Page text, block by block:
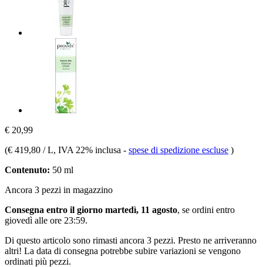
€ 20,99
(€ 419,80 / L, IVA 22% inclusa - spese di spedizione escluse )
Contenuto: 50 ml
Ancora 3 pezzi in magazzino
Consegna entro il giorno martedì, 11 agosto, se ordini entro
giovedì alle ore 23:59.
Di questo articolo sono rimasti ancora 3 pezzi. Presto ne arriveranno
altri! La data di consegna potrebbe subire variazioni se vengono
ordinati più pezzi.